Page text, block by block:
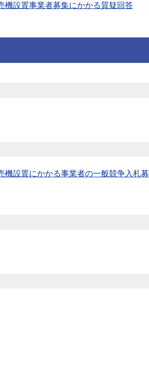
機設置事業者募集にかかる質疑回答
設置にかかる事業者の一般競争入札募